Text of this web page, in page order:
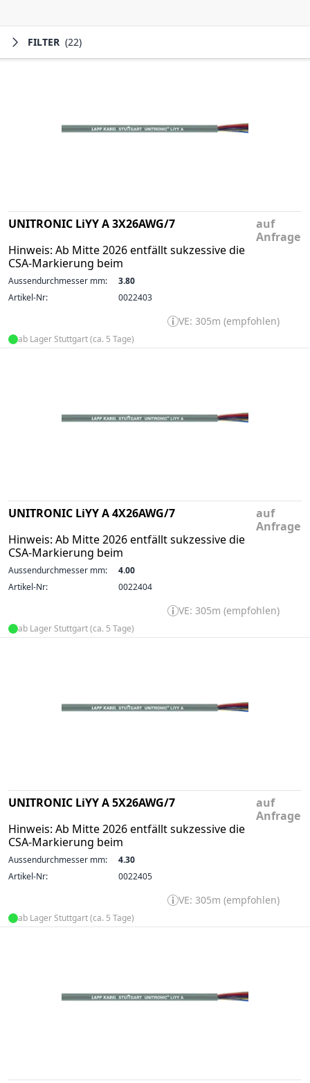
FILTER (22)
UNITRONIC LiYY A 3X26AWG/7
Hinweis: Ab Mitte 2026 entfällt sukzessive die
CSA-Markierung beim
auf
Anfrage
Aussendurchmesser mm:
3.80
Artikel-Nr:
0022403
VE: 305m (empfohlen)
ab Lager Stuttgart (ca. 5 Tage)
UNITRONIC LiYY A 4X26AWG/7
Hinweis: Ab Mitte 2026 entfällt sukzessive die
CSA-Markierung beim
auf
Anfrage
Aussendurchmesser mm:
4.00
Artikel-Nr:
0022404
VE: 305m (empfohlen)
ab Lager Stuttgart (ca. 5 Tage)
UNITRONIC LiYY A 5X26AWG/7
Hinweis: Ab Mitte 2026 entfällt sukzessive die
CSA-Markierung beim
auf
Anfrage
Aussendurchmesser mm:
4.30
Artikel-Nr:
0022405
VE: 305m (empfohlen)
ab Lager Stuttgart (ca. 5 Tage)